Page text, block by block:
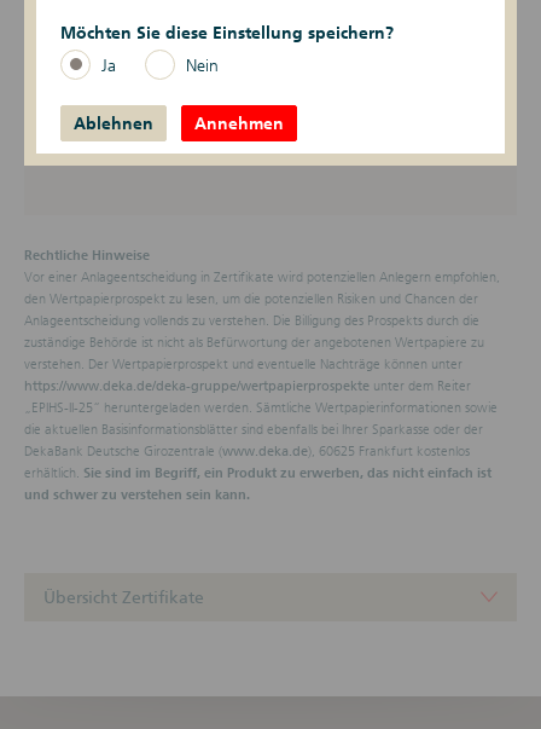
Vertriebsbeschränkungen
Die auf den Webseiten enthaltenen Informationen
dürfen nicht außerhalb der der Bundesrepublik
Deutschland und/oder dem Großherzogtum
Luxemburg verbreitet werden. Auf die besonderen
Verkaufsbeschränkungen in den verschiedenen
Vereinigten Staaten von Amerika noch an bzw.
zugunsten von US-Personen (wie im United States
Securities Act of 1933 definiert) zum Kauf oder
Verkauf angeboten werden. Der Vertrieb kann auch
nach den anwendbaren Vorschriften anderer
Rechtsordnungen beschränkt sein.
Zweck der Webseiten
Die folgenden Informationen dienen ausschließlich
Informationszwecken und stellen weder eine
Anlageempfehlung noch ein Angebot zum Kauf
oder Verkauf von Finanzinstrumenten dar. Die
anleger- und anlagegerechte Beratung sowie keine
Möchten Sie diese Einstellung speichern?
Ja
Nein
Ablehnen Annehmen
Eine Zusammenfassung der
relevanten ESG-Kriterien zur
Zertifikaten bzgl. deren
Nachhaltigkeitsausrichtung.
Rechtliche Hinweise
Vor einer Anlageentscheidung in Zertifikate wird potenziellen Anlegern empfohlen,
den Wertpapierprospekt zu lesen, um die potenziellen Risiken und Chancen der
Anlageentscheidung vollends zu verstehen. Die Billigung des Prospekts durch die
zuständige Behörde ist nicht als Befürwortung der angebotenen Wertpapiere zu
verstehen. Der Wertpapierprospekt und eventuelle Nachträge können unter
https://www.deka.de/deka-gruppe/wertpapierprospekte unter dem Reiter
„EPIHS-II-25“ heruntergeladen werden. Sämtliche Wertpapierinformationen sowie
die aktuellen Basisinformationsblätter sind ebenfalls bei Ihrer Sparkasse oder der
DekaBank Deutsche Girozentrale (www.deka.de), 60625 Frankfurt kostenlos
erhältlich.
Sie sind im Begriff, ein Produkt zu erwerben, das nicht einfach ist
und schwer zu verstehen sein kann.
Übersicht Zertifikate